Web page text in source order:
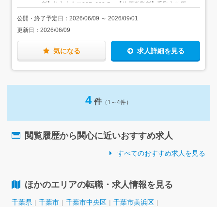
所】柏市十余二287ｰ663‐5 【佐原営業所】香取市佐原ロ
原市町保12 【館山営業所】館山市正木787-2 【木更津
営業所】木更津市長須賀1753 【鴨川営業所】鴨川市滑谷
740-4 ★ご希望を考慮して決定いたします ★車通勤
可（駐車場完備）
公開・終了予定日： 2026/06/09 ～ 2026/09/01
更新日： 2026/06/09
気になる 求人詳細を見る
4 件 （1～4件）
閲覧履歴から関心に近いおすすめ求人
すべてのおすすめ求人を見る
ほかのエリアの転職・求人情報を見る
千葉県 千葉市 千葉市中央区
千葉市美浜区